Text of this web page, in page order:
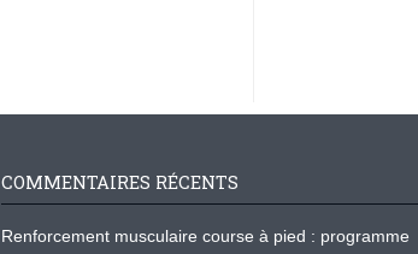
COMMENTAIRES RÉCENTS
Renforcement musculaire course à pied : programme